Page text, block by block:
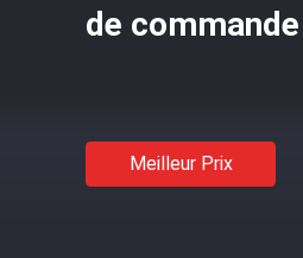
de
Meilleur Prix